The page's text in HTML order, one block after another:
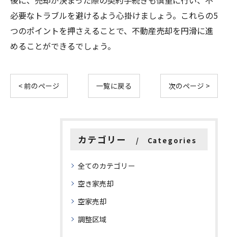
必要なトラブルを避けるよう心掛けましょう。これらの5
つのポイントを押さえることで、不動産売却を円滑に進
めることができるでしょう。
< 前のページ 一覧に戻る 次のページ >
カテゴリー Categories
全てのカテゴリー
空き家売却
空家売却
調整区域